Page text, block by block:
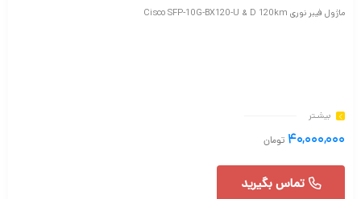
ماژول فیبر نوری Cisco SFP-10G-BX120-U & D 120km
بیشـتر
۴۰,۰۰۰,۰۰۰ تومان
تماس بگیرید